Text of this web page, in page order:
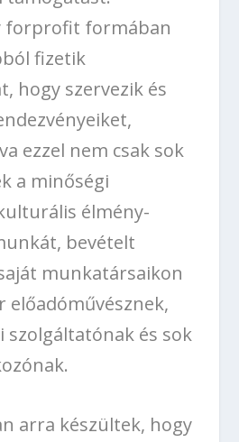
forprofit formában
fizetik
hogy szervezik és
ezzel nem csak sok
a minőségi
élmény-
bevételt
munkatársaikon
előadóművésznek,
és sok
arra készültek, hogy